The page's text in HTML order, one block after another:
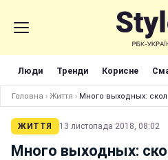
Люди Тренди Корисне
Головна › Життя › Много выходных:
ЖИТТЯ 13 листопада 2018, 08:02
Много выходных: